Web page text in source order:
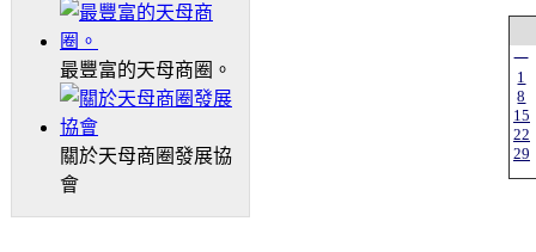
最豐富的天母商圈。
關於天母商圈發展協
會
一
1
8
15
22
29